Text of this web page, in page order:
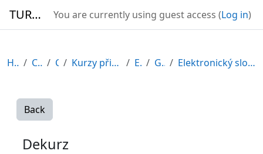
TURBO You are currently using guest access (Log in)
Home Courses CDV Kurzy připravené v rámci ESF EDU-V General Elektronický slovník psychologických pojmů
Back
Dekurz